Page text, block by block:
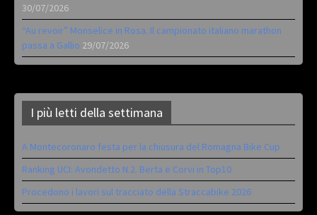
30/07/2026
“Au revoir” Monselice in Rosa. Il campionato italiano marathon
passa a Gallio 29/07/2026
I più letti della settimana
A Montecoronaro festa per la chiusura del Romagna Bike Cup
Ranking UCI: Avondetto N.2. Berta e Corvi in Top10
Procedono i lavori sul tracciato della Straccabike 2026